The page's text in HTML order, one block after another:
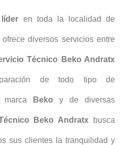
líder en toda la localidad de
diversos servicios entre
Técnico Beko Andratx
de todo tipo de
Beko y de diversas
Beko Andratx busca
sus clientes la tranquilidad y